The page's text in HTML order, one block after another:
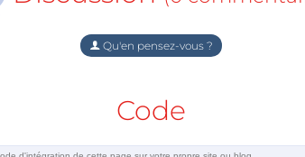
Qu'en pensez-vous ?
Code